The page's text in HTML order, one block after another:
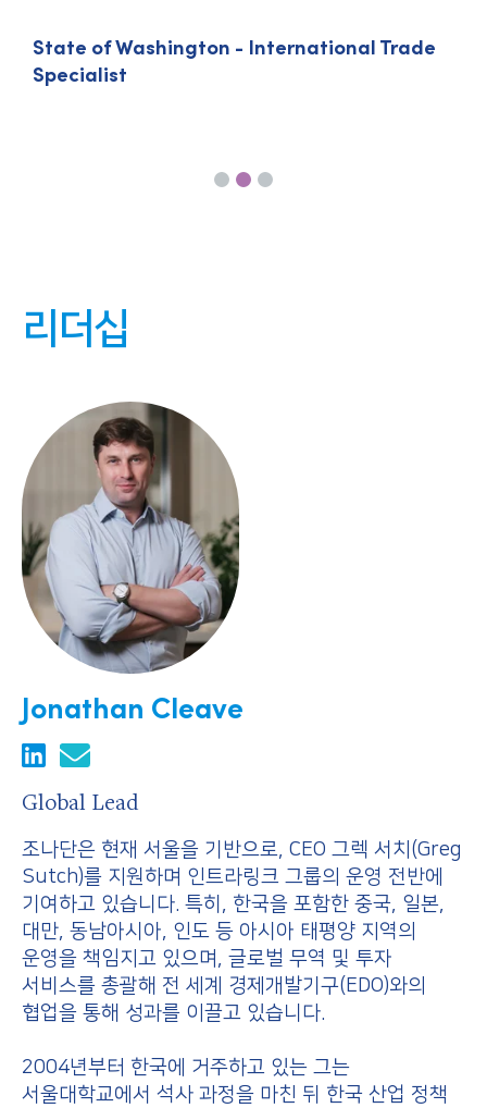
State of Washington - International Trade
Specialist
리더십
Jonathan Cleave
Global Lead
조나단은 현재 서울을 기반으로, CEO 그렉 서치(Greg
Sutch)를 지원하며 인트라링크 그룹의 운영 전반에
기여하고 있습니다. 특히, 한국을 포함한 중국, 일본,
대만, 동남아시아, 인도 등 아시아 태평양 지역의
운영을 책임지고 있으며, 글로벌 무역 및 투자
서비스를 총괄해 전 세계 경제개발기구(EDO)와의
협업을 통해 성과를 이끌고 있습니다.
2004년부터 한국에 거주하고 있는 그는
서울대학교에서 석사 과정을 마친 뒤 한국 산업 정책